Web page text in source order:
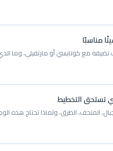
مناسبًا
مع كوتايسي أو مارتفيلي، وما الذي
تستحق التخطيط
المتحف، الطرق، ولماذا تحتاج هذه